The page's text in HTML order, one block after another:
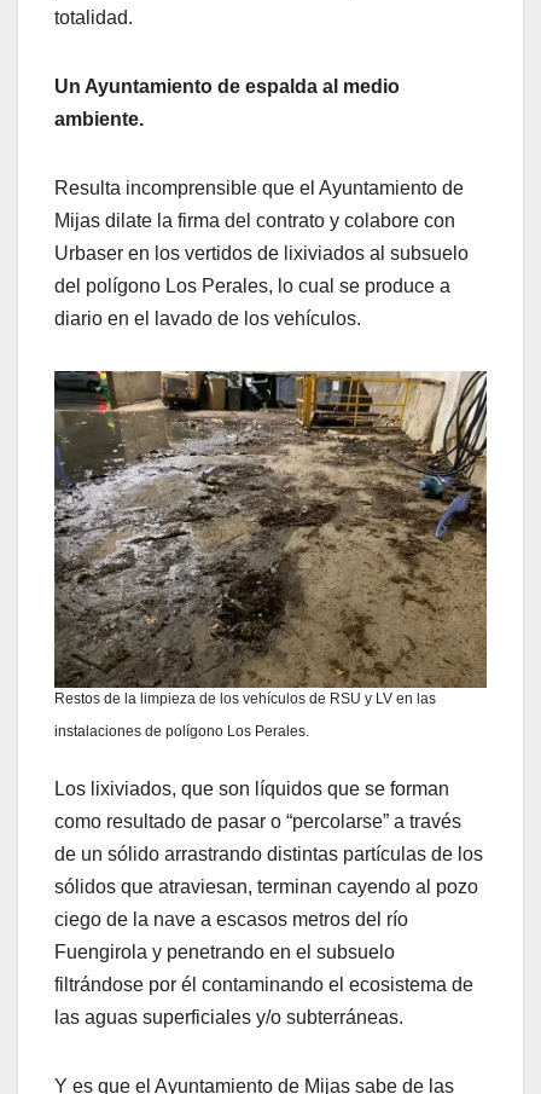
totalidad.
Un Ayuntamiento de espalda al medio
ambiente.
Resulta incomprensible que el Ayuntamiento de
Mijas dilate la firma del contrato y colabore con
Urbaser en los vertidos de lixiviados al subsuelo
del polígono Los Perales, lo cual se produce a
diario en el lavado de los vehículos.
Restos de la limpieza de los vehículos de RSU y LV en las
instalaciones de polígono Los Perales.
Los lixiviados, que son líquidos que se forman
como resultado de pasar o “percolarse” a través
de un sólido arrastrando distintas partículas de los
sólidos que atraviesan, terminan cayendo al pozo
ciego de la nave a escasos metros del río
Fuengirola y penetrando en el subsuelo
filtrándose por él contaminando el ecosistema de
las aguas superficiales y/o subterráneas.
Y es que el Ayuntamiento de Mijas sabe de las